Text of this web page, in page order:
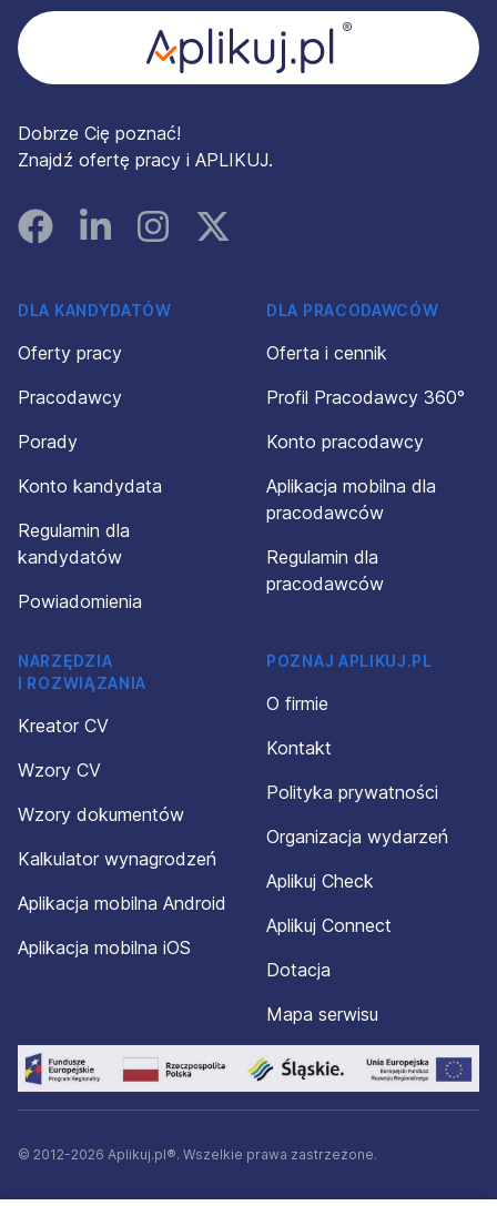
Dobrze Cię poznać!
Znajdź ofertę pracy i APLIKUJ.
FacebookLinked InInstagramInstagram
DLA KANDYDATÓW
Oferty pracy
Pracodawcy
Porady
Konto kandydata
Regulamin dla
kandydatów
Powiadomienia
DLA PRACODAWCÓW
Oferta i cennik
Profil Pracodawcy 360°
Konto pracodawcy
Aplikacja mobilna dla
pracodawców
Regulamin dla
pracodawców
NARZĘDZIA
I ROZWIĄZANIA
Kreator CV
Wzory CV
Wzory dokumentów
Kalkulator wynagrodzeń
Aplikacja mobilna Android
Aplikacja mobilna iOS
POZNAJ APLIKUJ.PL
O firmie
Kontakt
Polityka prywatności
Organizacja wydarzeń
Aplikuj Check
Aplikuj Connect
Dotacja
Mapa serwisu
© 2012-2026 Aplikuj.pl®. Wszelkie prawa zastrzeżone.